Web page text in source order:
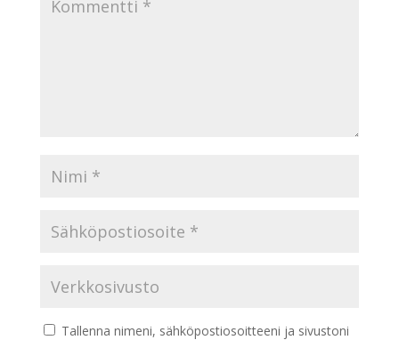
Tallenna nimeni, sähköpostiosoitteeni ja sivustoni